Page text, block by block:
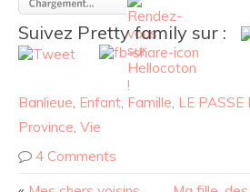
Suivez Pretty family sur :
Banlieue, Enfant, Famille, LE PASSE
Province, Vie
4 Comments